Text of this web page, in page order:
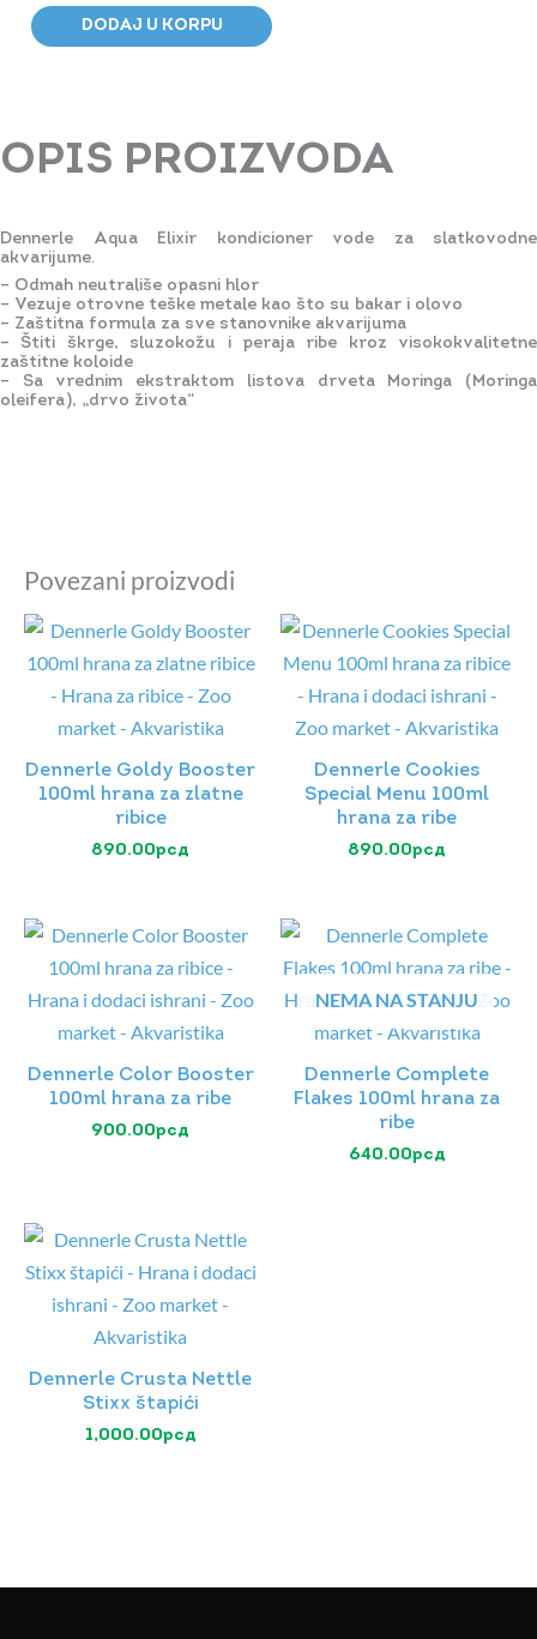
Elixir
kondicioner
količina
DODAJ U KORPU
OPIS PROIZVODA
Dennerle Aqua Elixir kondicioner vode za slatkovodne
akvarijume.
– Odmah neutrališe opasni hlor
– Vezuje otrovne teške metale kao što su bakar i olovo
– Zaštitna formula za sve stanovnike akvarijuma
– Štiti škrge, sluzokožu i peraja ribe kroz visokokvalitetne
zaštitne koloide
– Sa vrednim ekstraktom listova drveta Moringa ( Moringa
oleifera ), „drvo života“
Povezani proizvodi
Dennerle Goldy Booster
100ml hrana za zlatne
ribice
890.00рсд
Dennerle Cookies
Special Menu 100ml
hrana za ribe
890.00рсд
Dennerle Color Booster
100ml hrana za ribe
900.00рсд
NEMA NA STANJU
Dennerle Complete
Flakes 100ml hrana za
ribe
640.00рсд
Dennerle Crusta Nettle
Stixx štapići
1,000.00рсд